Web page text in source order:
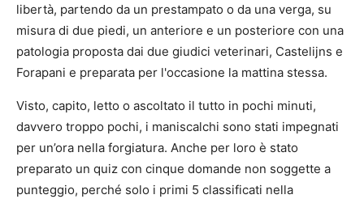
libertà, partendo da un prestampato o da una verga, su
misura di due piedi, un anteriore e un posteriore con una
patologia proposta dai due giudici veterinari, Castelijns e
Forapani e preparata per l'occasione la mattina stessa.
Visto, capito, letto o ascoltato il tutto in pochi minuti,
davvero troppo pochi, i maniscalchi sono stati impegnati
per un’ora nella forgiatura. Anche per loro è stato
preparato un quiz con cinque domande non soggette a
punteggio, perché solo i primi 5 classificati nella